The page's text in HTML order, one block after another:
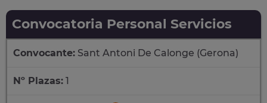
Convocatoria Personal Servicios
Convocante: Sant Antoni De Calonge (Gerona)
Nº Plazas: 1